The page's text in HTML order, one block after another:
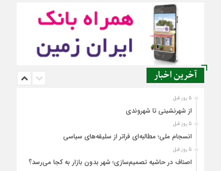
آخرین اخبار
5 روز قبل
از شهرنشینی تا شهروندی
5 روز قبل
انسجام ملی؛ مطالبه‌ای فراتر از سلیقه‌های سیاسی
5 روز قبل
اصناف در حاشیه تصمیم‌سازی؛ شهر بدون بازار به کجا می‌رسد؟